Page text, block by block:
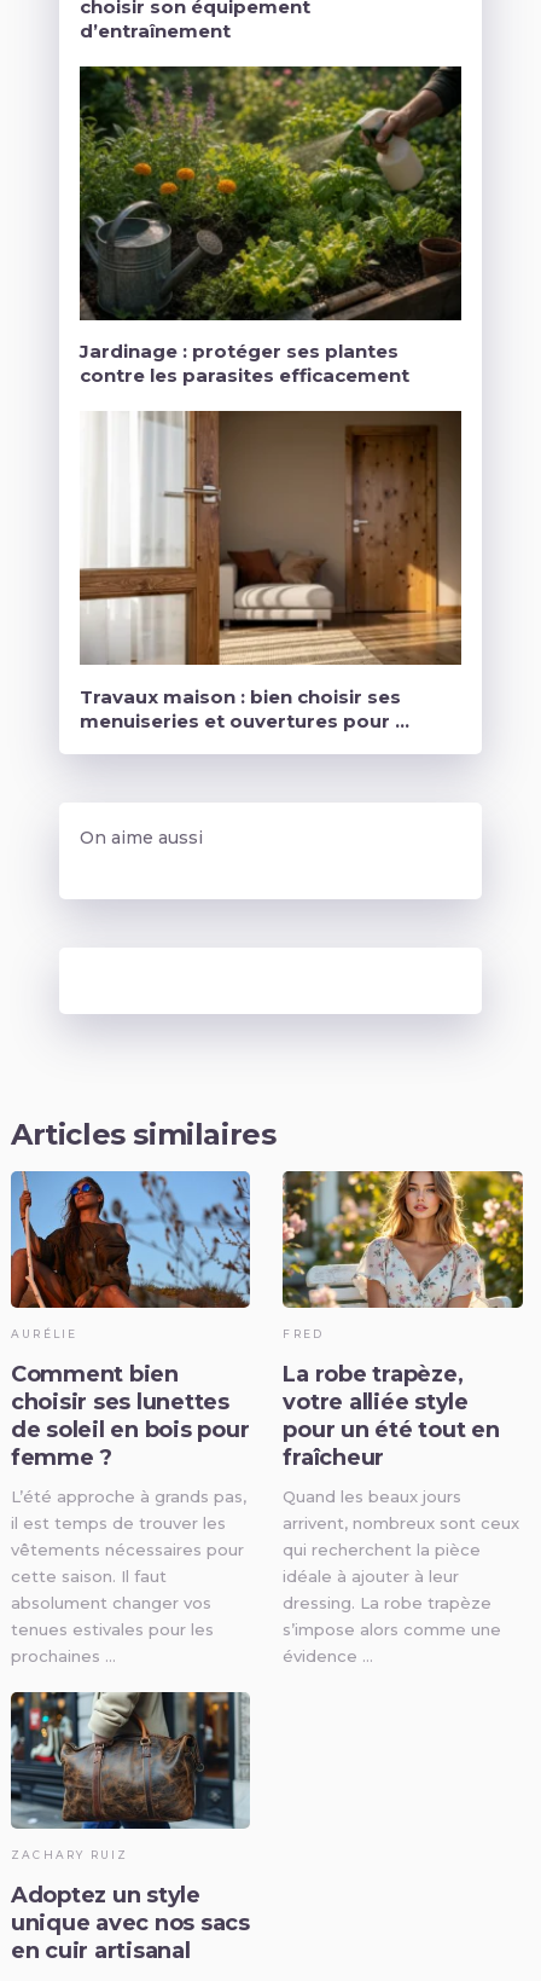
choisir son équipement
d’entraînement
Jardinage : protéger ses plantes
contre les parasites efficacement
Travaux maison : bien choisir ses
menuiseries et ouvertures pour …
On aime aussi
Articles similaires
AURÉLIE
Comment bien
choisir ses lunettes
de soleil en bois pour
femme ?
L’été approche à grands pas,
il est temps de trouver les
vêtements nécessaires pour
cette saison. Il faut
absolument changer vos
tenues estivales pour les
prochaines …
FRED
La robe trapèze,
votre alliée style
pour un été tout en
fraîcheur
Quand les beaux jours
arrivent, nombreux sont ceux
qui recherchent la pièce
idéale à ajouter à leur
dressing. La robe trapèze
s’impose alors comme une
évidence …
ZACHARY RUIZ
Adoptez un style
unique avec nos sacs
en cuir artisanal